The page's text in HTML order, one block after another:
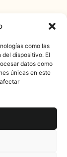
como las
dispositivo. El
datos como
únicas en este